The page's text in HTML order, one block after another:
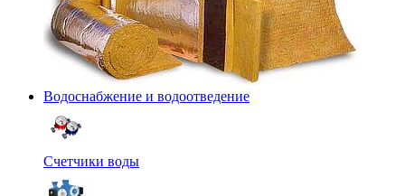
Водоснабжение и водоотведение
Счетчики воды